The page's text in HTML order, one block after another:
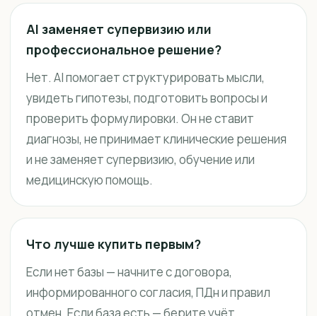
AI заменяет супервизию или
профессиональное решение?
Нет. AI помогает структурировать мысли,
увидеть гипотезы, подготовить вопросы и
проверить формулировки. Он не ставит
диагнозы, не принимает клинические решения
и не заменяет супервизию, обучение или
медицинскую помощь.
Что лучше купить первым?
Если нет базы — начните с договора,
информированного согласия, ПДн и правил